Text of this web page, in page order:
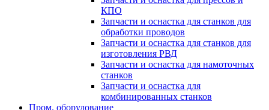
КПО
Запчасти и оснастка для станков для
обработки проводов
Запчасти и оснастка для станков для
изготовления РВД
Запчасти и оснастка для намоточных
станков
Запчасти и оснастка для
комбинированных станков
Пром. оборудование